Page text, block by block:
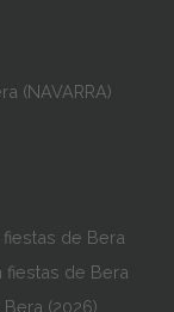
(NAVARRA)
de Bera
fiestas de Bera
(2026)